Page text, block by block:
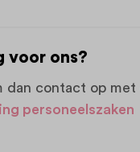
voor ons?
dan contact op met
personeelszaken